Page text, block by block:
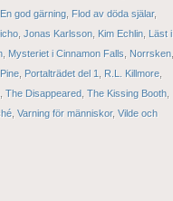
En god gärning Flod av döda själar,
Jonas Karlsson Kim Echlin Läst i
Mysteriet i Cinnamon Falls Norrsken
Pine Portalträdet del 1 R.L. Killmore
The Disappeared The Kissing Booth
Varning för människor, Vilde och